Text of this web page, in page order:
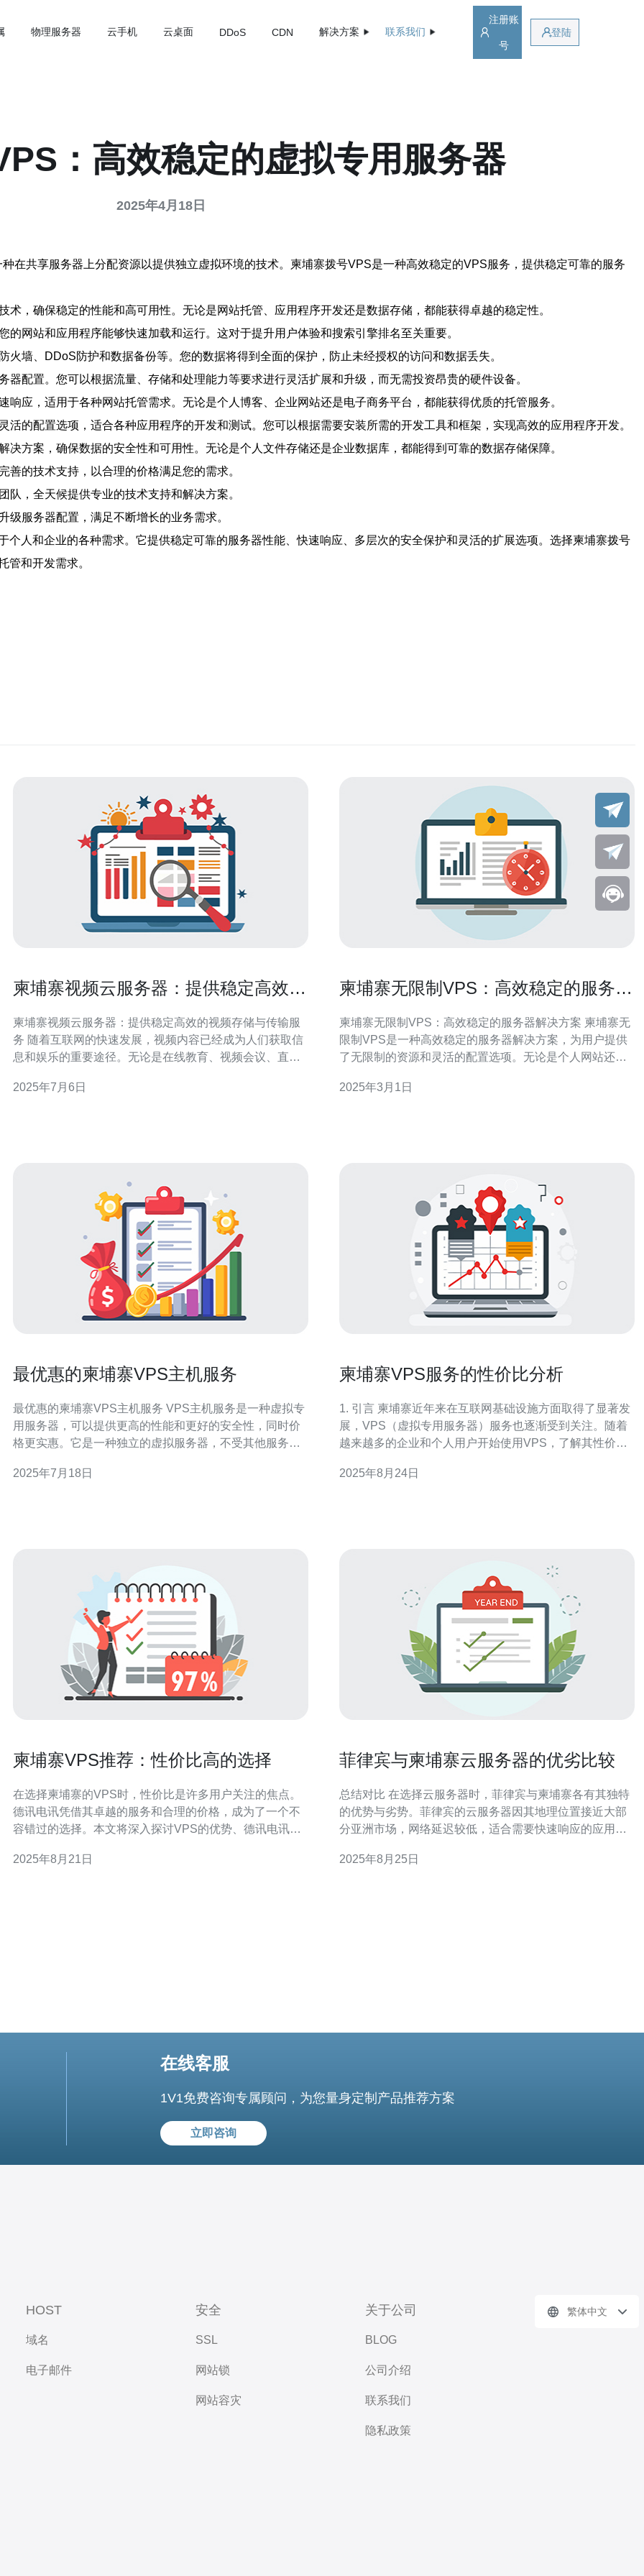
物理服务器 云手机 云桌面 DDoS CDN 解决方案 联系我们
注册账
号
登陆
：高效稳定的虚拟专用服务器
2025年4月18日
在共享服务器上分配资源以提供独立虚拟环境的技术。柬埔寨拨号VPS是一种高效稳定的VPS服务，提供稳定可靠的服务
，确保稳定的性能和高可用性。无论是网站托管、应用程序开发还是数据存储，都能获得卓越的稳定性。
网站和应用程序能够快速加载和运行。这对于提升用户体验和搜索引擎排名至关重要。
墙、DDoS防护和数据备份等。您的数据将得到全面的保护，防止未经授权的访问和数据丢失。
配置。您可以根据流量、存储和处理能力等要求进行灵活扩展和升级，而无需投资昂贵的硬件设备。
应，适用于各种网站托管需求。无论是个人博客、企业网站还是电子商务平台，都能获得优质的托管服务。
的配置选项，适合各种应用程序的开发和测试。您可以根据需要安装所需的开发工具和框架，实现高效的应用程序开发。
方案，确保数据的安全性和可用性。无论是个人文件存储还是企业数据库，都能得到可靠的数据存储保障。
的技术支持，以合理的价格满足您的需求。
，全天候提供专业的技术支持和解决方案。
服务器配置，满足不断增长的业务需求。
人和企业的各种需求。它提供稳定可靠的服务器性能、快速响应、多层次的安全保护和灵活的扩展选项。选择柬埔寨拨号
管和开发需求。
柬埔寨视频云服务器：提供稳定高效的
柬埔寨视频云服务器：提供稳定高效的视频存储与传输服
务 随着互联网的快速发展，视频内容已经成为人们获取信
息和娱乐的重要途径。无论是在线教育、视频会议、直播
这样的背景下，视频云服务器成为了许多企业和个人的首
2025年7月6日
柬埔寨无限制VPS：高效稳定的服务器
柬埔寨无限制VPS：高效稳定的服务器解决方案 柬埔寨无
限制VPS是一种高效稳定的服务器解决方案，为用户提供
了无限制的资源和灵活的配置选项。无论是个人网站还是
无限制VPS采用先进的服务器架构和稳定的网络环境，确
2025年3月1日
最优惠的柬埔寨VPS主机服务
最优惠的柬埔寨VPS主机服务 VPS主机服务是一种虚拟专
用服务器，可以提供更高的性能和更好的安全性，同时价
格更实惠。它是一种独立的虚拟服务器，不受其他服务器
主机服务有许多优势，其中包括： 价格实惠：相比其他国
2025年7月18日
柬埔寨VPS服务的性价比分析
1. 引言 柬埔寨近年来在互联网基础设施方面取得了显著发
展，VPS（虚拟专用服务器）服务也逐渐受到关注。随着
越来越多的企业和个人用户开始使用VPS，了解其性价比
性价比，并提供一些具体数据和案例以帮助用户做出明智
2025年8月24日
柬埔寨VPS推荐：性价比高的选择
在选择柬埔寨的VPS时，性价比是许多用户关注的焦点。
德讯电讯凭借其卓越的服务和合理的价格，成为了一个不
容错过的选择。本文将深入探讨VPS的优势、德讯电讯的
么是VPS及其优势 VPS（虚拟专用服务器）是一种将物理
2025年8月21日
菲律宾与柬埔寨云服务器的优劣比较
总结对比 在选择云服务器时，菲律宾与柬埔寨各有其独特
的优势与劣势。菲律宾的云服务器因其地理位置接近大部
分亚洲市场，网络延迟较低，适合需要快速响应的应用。
网络基础设施受到中小企业的青睐。综合来看，选择合适
2025年8月25日
在线客服
1V1免费咨询专属顾问，为您量身定制产品推荐方案
立即咨询
HOST
域名
电子邮件
安全
SSL
网站锁
网站容灾
关于公司
BLOG
公司介绍
联系我们
隐私政策
繁体中文